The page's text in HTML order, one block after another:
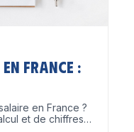
France :
en France ?
et de chiffres…